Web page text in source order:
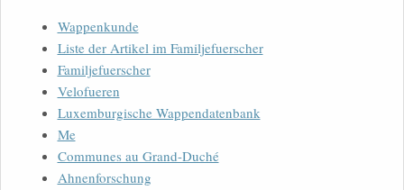
Wappenkunde
Liste der Artikel im Familjefuerscher
Familjefuerscher
Velofueren
Luxemburgische Wappendatenbank
Me
Communes au Grand-Duché
Ahnenforschung